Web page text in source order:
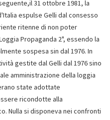
31 ottobre 1981, la
espulse Gelli dal consesso
ritenne di non poter
Propaganda 2", essendo la
sospesa sin dal 1976. In
gestite dal Gelli dal 1976 sino
amministrazione della loggia
state adottate
ricondotte alla
Nulla si disponeva nei confronti